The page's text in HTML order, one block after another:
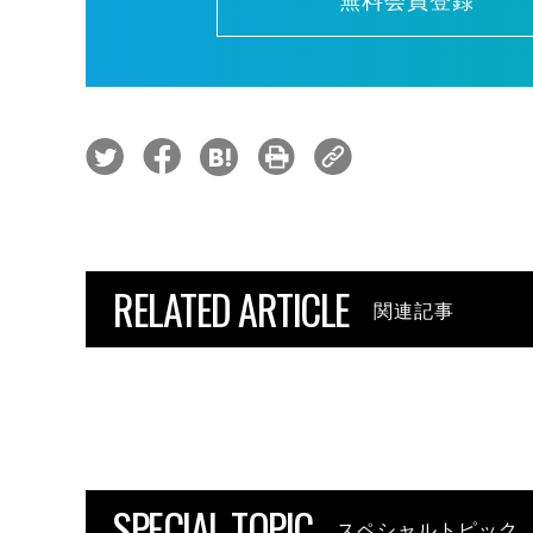
RELATED ARTICLE 関連記事